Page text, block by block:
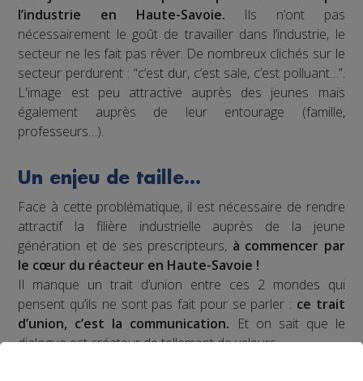
l’industrie en Haute-Savoie. Ils n’ont pas
nécessairement le goût de travailler dans l’industrie, le
secteur ne les fait pas rêver. De nombreux clichés sur le
secteur perdurent : “c’est dur, c’est sale, c’est polluant…”.
L'image est peu attractive auprès des jeunes mais
également auprès de leur entourage (famille,
professeurs…).
Un enjeu de taille…
Face à cette problématique, il est nécessaire de rendre
attractif la filière industrielle auprès de la jeune
génération et de ses prescripteurs, à commencer par
le cœur du réacteur en Haute-Savoie !
Il manque un trait d’union entre ces 2 mondes qui
pensent qu’ils ne sont pas fait pour se parler : ce trait
d’union, c’est la communication. Et on sait que le
dialogue est créateur de tellement de valeurs.